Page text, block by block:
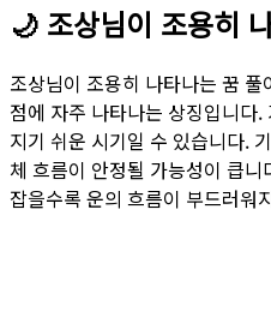
🌙 조상님이 조용히
조상님이 조용히 나타나는 꿈
점에 자주 나타나는 상징입니다
지기 쉬운 시기일 수 있습니다.
체 흐름이 안정될 가능성이 큽
잡을수록 운의 흐름이 부드러워